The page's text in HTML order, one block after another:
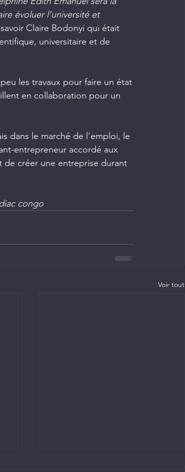
évoluer l’université et
Claire Bodonyi qui était
universitaire et de
les travaux pour faire un état
en collaboration pour un
dans le marché de l’emploi, le
entrepreneur accordé aux
de créer une entreprise durant
congo
Voir tout